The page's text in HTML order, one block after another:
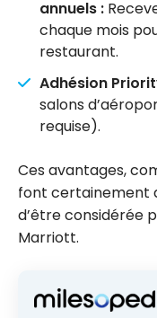
annuels :
chaque mois
restaurant.
Adhésion
salons
requise).
Ces avantages,
font certainement
d’être considérée
Marriott.